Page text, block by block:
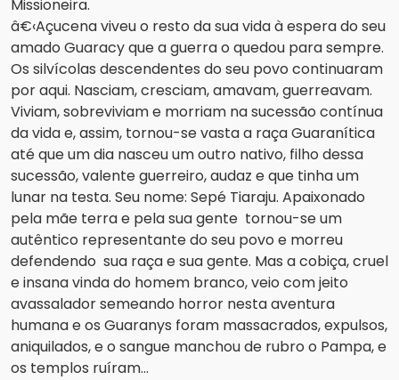
Missioneira.
â€‹Açucena viveu o resto da sua vida à espera do seu
amado Guaracy que a guerra o quedou para sempre.
Os silvícolas descendentes do seu povo continuaram
por aqui. Nasciam, cresciam, amavam, guerreavam.
Viviam, sobreviviam e morriam na sucessão contínua
da vida e, assim, tornou-se vasta a raça Guaranítica
até que um dia nasceu um outro nativo, filho dessa
sucessão, valente guerreiro, audaz e que tinha um
lunar na testa. Seu nome: Sepé Tiaraju. Apaixonado
pela mãe terra e pela sua gente tornou-se um
autêntico representante do seu povo e morreu
defendendo sua raça e sua gente. Mas a cobiça, cruel
e insana vinda do homem branco, veio com jeito
avassalador semeando horror nesta aventura
humana e os Guaranys foram massacrados, expulsos,
aniquilados, e o sangue manchou de rubro o Pampa, e
os templos ruíram...